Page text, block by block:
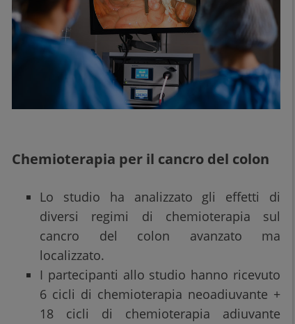
Chemioterapia per il cancro del colon
Lo studio ha analizzato gli effetti di
diversi regimi di chemioterapia sul
cancro del colon avanzato ma
localizzato.
I partecipanti allo studio hanno ricevuto
6 cicli di chemioterapia neoadiuvante +
18 cicli di chemioterapia adiuvante